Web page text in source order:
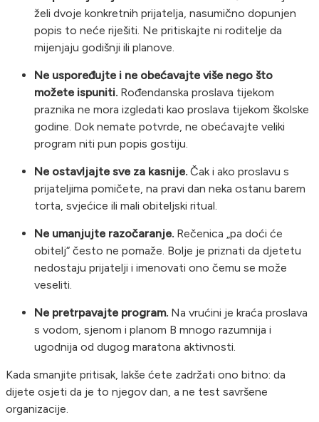
želi dvoje konkretnih prijatelja, nasumično dopunjen
popis to neće riješiti. Ne pritiskajte ni roditelje da
mijenjaju godišnji ili planove.
Ne uspoređujte i ne obećavajte više nego što
možete ispuniti. Rođendanska proslava tijekom
praznika ne mora izgledati kao proslava tijekom školske
godine. Dok nemate potvrde, ne obećavajte veliki
program niti pun popis gostiju.
Ne ostavljajte sve za kasnije. Čak i ako proslavu s
prijateljima pomičete, na pravi dan neka ostanu barem
torta, svjećice ili mali obiteljski ritual.
Ne umanjujte razočaranje. Rečenica „pa doći će
obitelj“ često ne pomaže. Bolje je priznati da djetetu
nedostaju prijatelji i imenovati ono čemu se može
veseliti.
Ne pretrpavajte program. Na vrućini je kraća proslava
s vodom, sjenom i planom B mnogo razumnija i
ugodnija od dugog maratona aktivnosti.
Kada smanjite pritisak, lakše ćete zadržati ono bitno: da
dijete osjeti da je to njegov dan, a ne test savršene
organizacije.